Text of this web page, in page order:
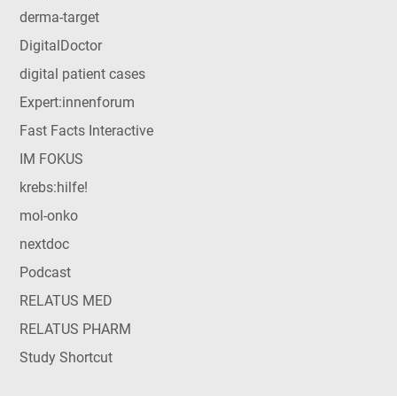
derma-target
DigitalDoctor
digital patient cases
Expert:innenforum
Fast Facts Interactive
IM FOKUS
krebs:hilfe!
mol-onko
nextdoc
Podcast
RELATUS MED
RELATUS PHARM
Study Shortcut